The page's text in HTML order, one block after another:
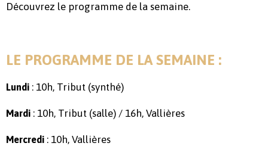
Découvrez le programme de la semaine.
LE PROGRAMME DE LA SEMAINE :
Lundi : 10h, Tribut (synthé)
Mardi : 10h, Tribut (salle) / 16h, Vallières
Mercredi : 10h, Vallières